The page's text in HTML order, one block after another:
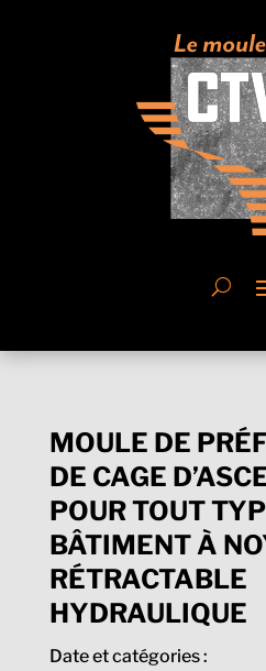
MOULE DE
DE CAGE
POUR TOUT
BÂTIMENT À
RÉTRACTABLE
HYDRAULIQUE
Date et catégories :